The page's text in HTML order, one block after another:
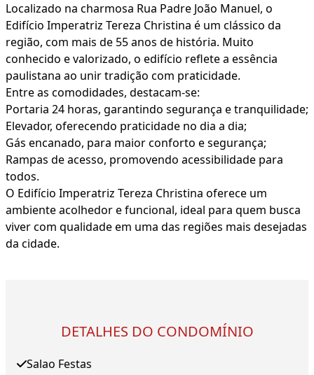
Localizado na charmosa Rua Padre João Manuel, o
Edifício Imperatriz Tereza Christina é um clássico da
região, com mais de 55 anos de história. Muito
conhecido e valorizado, o edifício reflete a essência
paulistana ao unir tradição com praticidade.
Entre as comodidades, destacam-se:
Portaria 24 horas, garantindo segurança e tranquilidade;
Elevador, oferecendo praticidade no dia a dia;
Gás encanado, para maior conforto e segurança;
Rampas de acesso, promovendo acessibilidade para
todos.
O Edifício Imperatriz Tereza Christina oferece um
ambiente acolhedor e funcional, ideal para quem busca
viver com qualidade em uma das regiões mais desejadas
da cidade.
DETALHES DO CONDOMÍNIO
Salao Festas